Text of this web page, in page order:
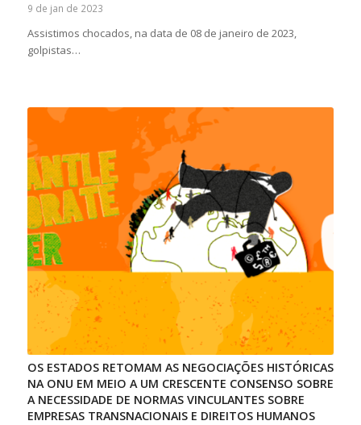
9 de jan de 2023
Assistimos chocados, na data de 08 de janeiro de 2023,
golpistas…
OS ESTADOS RETOMAM AS NEGOCIAÇÕES HISTÓRICAS
NA ONU EM MEIO A UM CRESCENTE CONSENSO SOBRE
A NECESSIDADE DE NORMAS VINCULANTES SOBRE
EMPRESAS TRANSNACIONAIS E DIREITOS HUMANOS